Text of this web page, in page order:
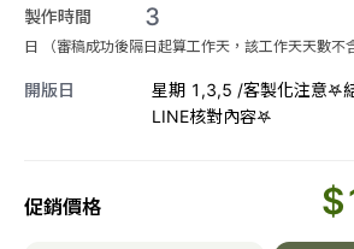
#3太棒了
製作時間 3
日 （審稿成功後隔日起算工作天，該工作天天數不
開版日
星期 1,3,5 /客製化注意𖤐
LINE核對內容𖤐
促銷價格 $